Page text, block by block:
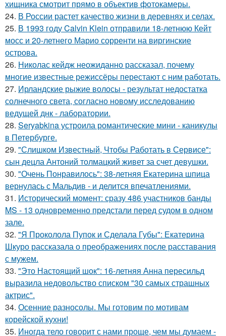
хищника смотрит прямо в объектив фотокамеры.
24. В России растет качество жизни в деревнях и селах.
25. В 1993 году Calvin Klein отправили 18-летнюю Кейт
мосс и 20-летнего Марио сорренти на виргинские
острова.
26. Николас кейдж неожиданно рассказал, почему
многие известные режиссёры перестают с ним работать.
27. Ирландские рыжие волосы - результат недостатка
солнечного света, согласно новому исследованию
ведущей днк - лаборатории.
28. Seryabkina устроила романтические мини - каникулы
в Петербурге.
29. "Слишком Известный, Чтобы Работать в Сервисе":
сын децла Антоний толмацкий живет за счет девушки.
30. "Очень Понравилось": 38-летняя Екатерина шпица
вернулась с Мальдив - и делится впечатлениями.
31. Исторический момент: сразу 486 участников банды
MS - 13 одновременно предстали перед судом в одном
зале.
32. "Я Проколола Пупок и Сделала Губы": Екатерина
Шкуро рассказала о преображениях после расставания
с мужем.
33. "Это Настоящий шок": 16-летняя Анна пересильд
выразила недовольство списком "30 самых страшных
актрис".
34. Осенние разносолы. Мы готовим по мотивам
корейской кухни!
35. Иногда тело говорит с нами проще, чем мы думаем -